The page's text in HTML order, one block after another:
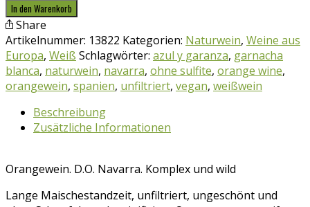
In den Warenkorb
Share
Artikelnummer: 13822 Kategorien: Naturwein, Weine aus
Europa, Weiß Schlagwörter: azul y garanza, garnacha
blanca, naturwein, navarra, ohne sulfite, orange wine,
orangewein, spanien, unfiltriert, vegan, weißwein
Beschreibung
Zusätzliche Informationen
Orangewein. D.O. Navarra. Komplex und wild
Lange Maischestandzeit, unfiltriert, ungeschönt und